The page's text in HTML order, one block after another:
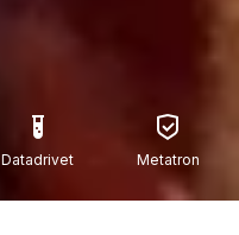
Datadrivet Metatron